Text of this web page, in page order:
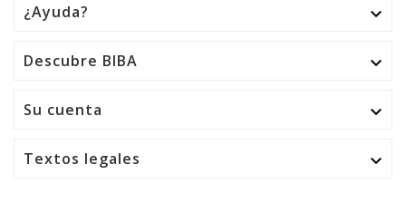
¿Ayuda? 
Descubre BIBA 
Su cuenta 
Textos legales 